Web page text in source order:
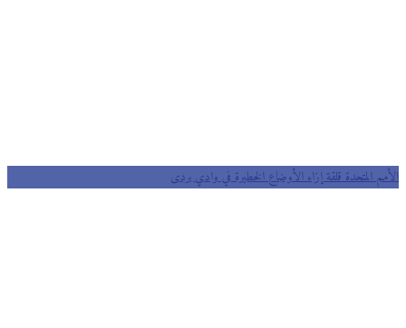
الأمم المتحدة قلقة إزاء الأوضاع الخطيرة في وادي بردى